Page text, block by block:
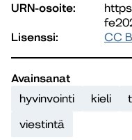
URN-osoite:
Lisenssi:
CC
Avainsanat
hyvinvointi
kieli
viestintä